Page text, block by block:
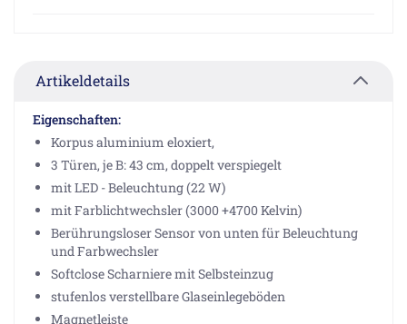
Artikeldetails
Eigenschaften:
Korpus aluminium eloxiert,
3 Türen, je B: 43 cm, doppelt verspiegelt
mit LED - Beleuchtung (22 W)
mit Farblichtwechsler (3000 +4700 Kelvin)
Berührungsloser Sensor von unten für Beleuchtung
und Farbwechsler
Softclose Scharniere mit Selbsteinzug
stufenlos verstellbare Glaseinlegeböden
Magnetleiste